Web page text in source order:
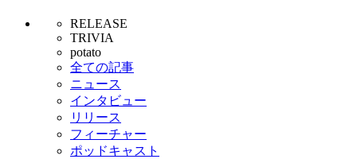
RELEASE
TRIVIA
potato
全ての記事
ニュース
インタビュー
リリース
フィーチャー
ポッドキャスト